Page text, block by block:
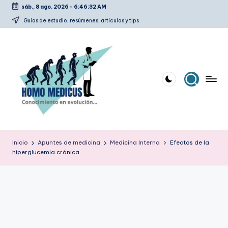
Saltar
sáb., 8 ago. 2026 - 6:46:33 AM
Guías de estudio, resúmenes, artículos y tips
o
m
estudio,
Inicio Apuntes de medicina Medicina Interna
Efectos de la
hiperglucemia crónica